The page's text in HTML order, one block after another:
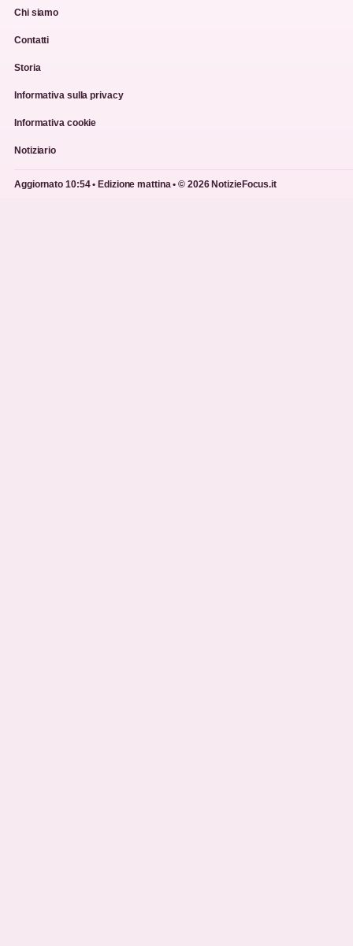
Chi siamo
Contatti
Storia
Informativa sulla privacy
Informativa cookie
Notiziario
Aggiornato 10:54 • Edizione mattina • © 2026 NotizieFocus.it